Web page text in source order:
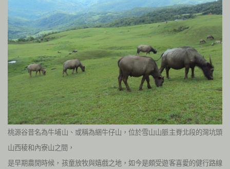
桃源谷昔名為牛埔山、或稱為綑牛仔山，位於雪山山脈主脊北段的灣坑頭
山西稜和內寮山之間，
是早期農閒時候，孩童放牧與嬉戲之地，如今是頗受遊客喜愛的健行路線